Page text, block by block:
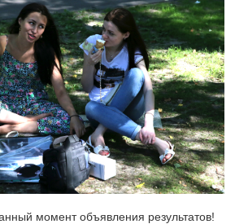
момент объявления результатов!